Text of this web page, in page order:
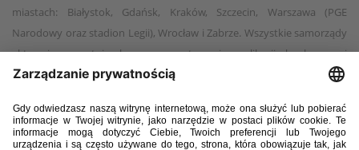
miastach: Białystok, Gdańsk, Kraków, Szczecin, Warszawa (PGE
Narodowy oraz stadion Legii), Wrocław i Zabrze. Wszystkie samorządy
aktywnie uczestniczyły w przygotowaniu aplikacji konkursowej
i zadeklarowały gotowość do współpracy przy organizacji turnieju.
Za proces konsultacji, przygotowania i złożenia dokumentacji
odpowiadał Departament Organizacji Imprez, Bezpieczeństwa